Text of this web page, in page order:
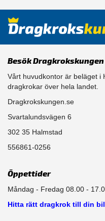
Besök Dragkrokskungen
Vårt huvudkontor är beläget i
dragkrokar över hela landet.
Dragkrokskungen.se
Svartalundsvägen 6
302 35 Halmstad
556861-0256
Öppettider
Måndag - Fredag 08.00 -
Hitta rätt dragkrok till din